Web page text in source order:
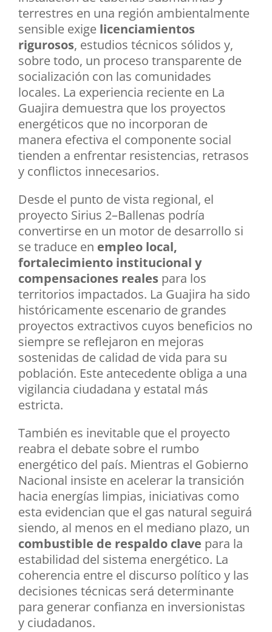
terrestres en una región ambientalmente
sensible exige licenciamientos
rigurosos, estudios técnicos sólidos y,
sobre todo, un proceso transparente de
socialización con las comunidades
locales. La experiencia reciente en La
Guajira demuestra que los proyectos
energéticos que no incorporan de
manera efectiva el componente social
tienden a enfrentar resistencias, retrasos
y conflictos innecesarios.
Desde el punto de vista regional, el
proyecto Sirius 2–Ballenas podría
convertirse en un motor de desarrollo si
se traduce en empleo local,
fortalecimiento institucional y
compensaciones reales para los
territorios impactados. La Guajira ha sido
históricamente escenario de grandes
proyectos extractivos cuyos beneficios no
siempre se reflejaron en mejoras
sostenidas de calidad de vida para su
población. Este antecedente obliga a una
vigilancia ciudadana y estatal más
estricta.
También es inevitable que el proyecto
reabra el debate sobre el rumbo
energético del país. Mientras el Gobierno
Nacional insiste en acelerar la transición
hacia energías limpias, iniciativas como
esta evidencian que el gas natural seguirá
siendo, al menos en el mediano plazo, un
combustible de respaldo clave para la
estabilidad del sistema energético. La
coherencia entre el discurso político y las
decisiones técnicas será determinante
para generar confianza en inversionistas
y ciudadanos.